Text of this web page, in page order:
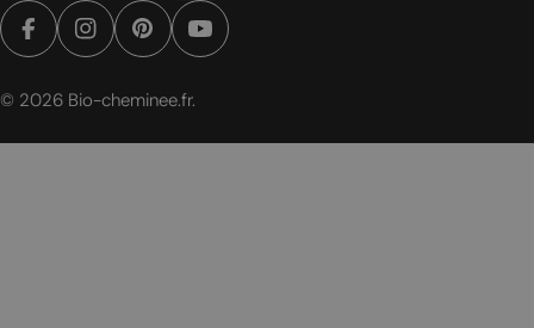
de
paiement
FacebookInstagramPinterestYouTube
© 2026 Bio-cheminee.fr.